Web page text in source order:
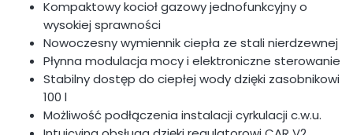
Kompaktowy kocioł gazowy jednofunkcyjny o
wysokiej sprawności
Nowoczesny wymiennik ciepła ze stali nierdzewnej
Płynna modulacja mocy i elektroniczne sterowanie
Stabilny dostęp do ciepłej wody dzięki zasobnikowi
100 l
Możliwość podłączenia instalacji cyrkulacji c.w.u.